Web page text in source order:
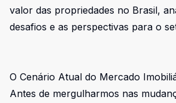
valor das propriedades no Brasil,
desafios e as perspectivas para o
O Cenário Atual do Mercado
Antes de mergulharmos nas